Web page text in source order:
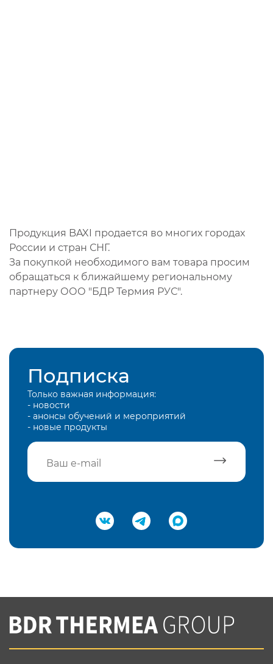
Продукция BAXI продается во многих городах
России и стран СНГ.
За покупкой необходимого вам товара просим
обращаться к ближайшему региональному
партнеру ООО "БДР Термия РУС".
Подписка
Только важная информация:
- новости
- анонсы обучений и мероприятий
- новые продукты
Подтвердить e-mail
Вы соглашаетесь с нашей политикой
конфеденциальности